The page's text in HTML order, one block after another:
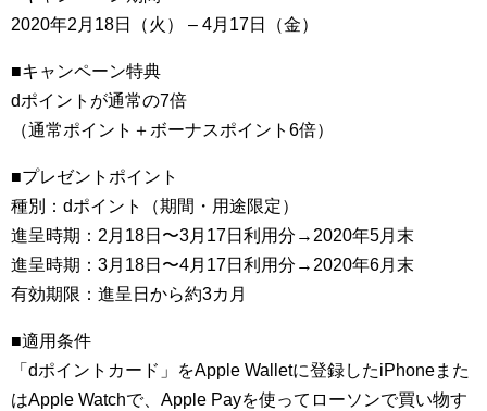
2020年2月18日（火） – 4月17日（金）
■キャンペーン特典
dポイントが通常の7倍
（通常ポイント＋ボーナスポイント6倍）
■プレゼントポイント
種別：dポイント（期間・用途限定）
進呈時期：2月18日〜3月17日利用分→2020年5月末
進呈時期：3月18日〜4月17日利用分→2020年6月末
有効期限：進呈日から約3カ月
■適用条件
「dポイントカード」をApple Walletに登録したiPhoneまた
はApple Watchで、Apple Payを使ってローソンで買い物す